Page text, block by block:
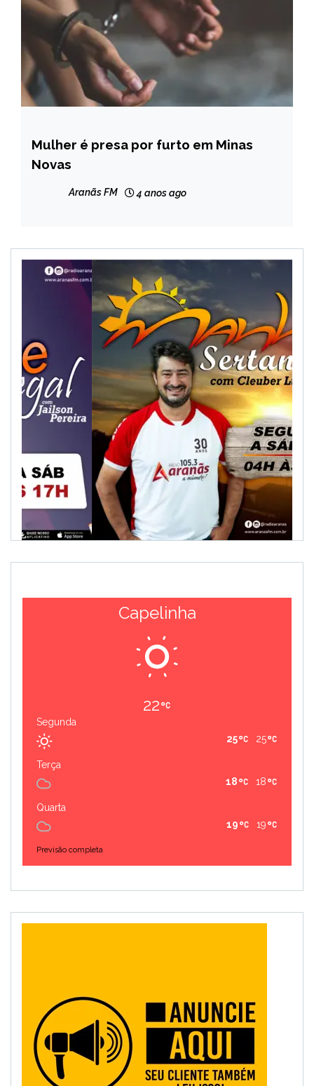
CAPELINHA
MINAS
Mulher é presa por furto em Minas
Novas
Aranãs FM 4 anos ago
Capelinha
22
Segunda
25
25
Terça
18
18
Quarta
19
19
Previsão completa